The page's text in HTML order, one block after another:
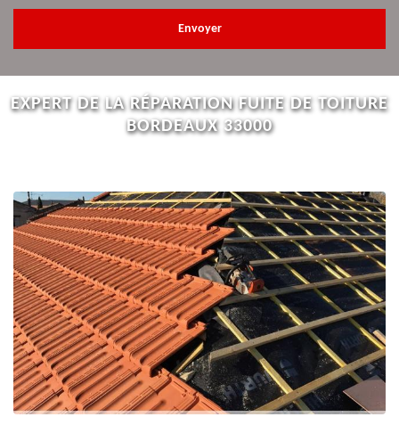
EXPERT DE LA RÉPARATION FUITE DE TOITURE
BORDEAUX 33000